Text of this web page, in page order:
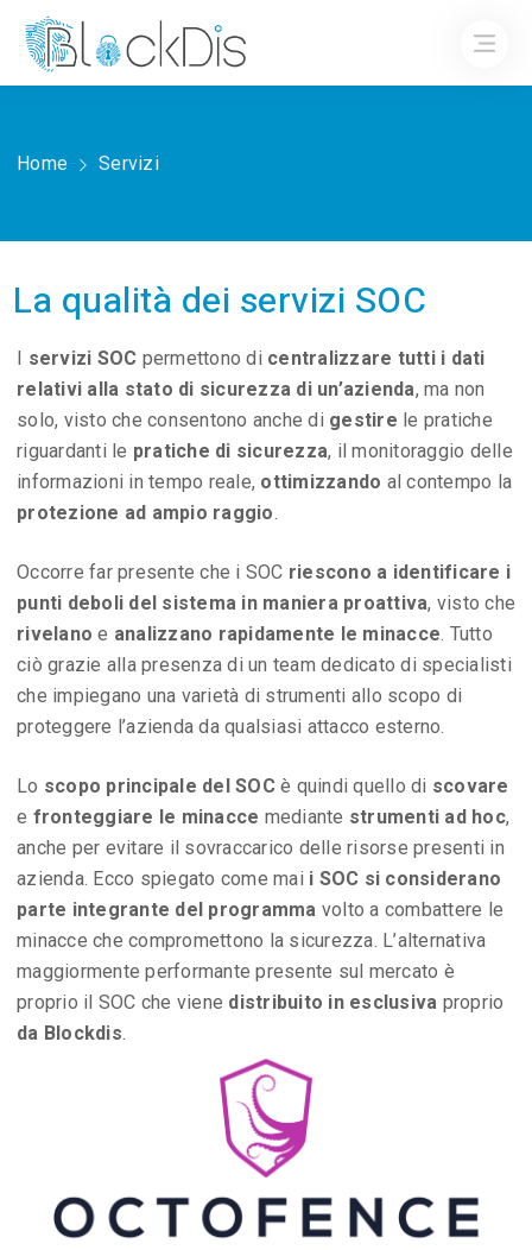
Home Servizi
La qualità dei servizi SOC
I servizi SOC permettono di centralizzare tutti i dati
relativi alla stato di sicurezza di un’azienda, ma non
solo, visto che consentono anche di gestire le pratiche
riguardanti le pratiche di sicurezza, il monitoraggio delle
informazioni in tempo reale, ottimizzando al contempo la
protezione ad ampio raggio
Occorre far presente che i SOC riescono a identificare i
punti deboli del sistema in maniera proattiva, visto che
rivelano e analizzano rapidamente le minacce . Tutto
ciò grazie alla presenza di un team dedicato di specialisti
che impiegano una varietà di strumenti allo scopo di
proteggere l’azienda da qualsiasi attacco esterno.
Lo scopo principale del SOCè quindi quello di scovare
e fronteggiare le minacce mediante strumenti ad hoc,
anche per evitare il sovraccarico delle risorse presenti in
azienda. Ecco spiegato come mai i SOC si considerano
parte integrante del programma volto a combattere le
minacce che compromettono la sicurezza. L’alternativa
maggiormente performante presente sul mercato è
proprio il SOC che viene distribuito in esclusiva proprio
da Blockdis